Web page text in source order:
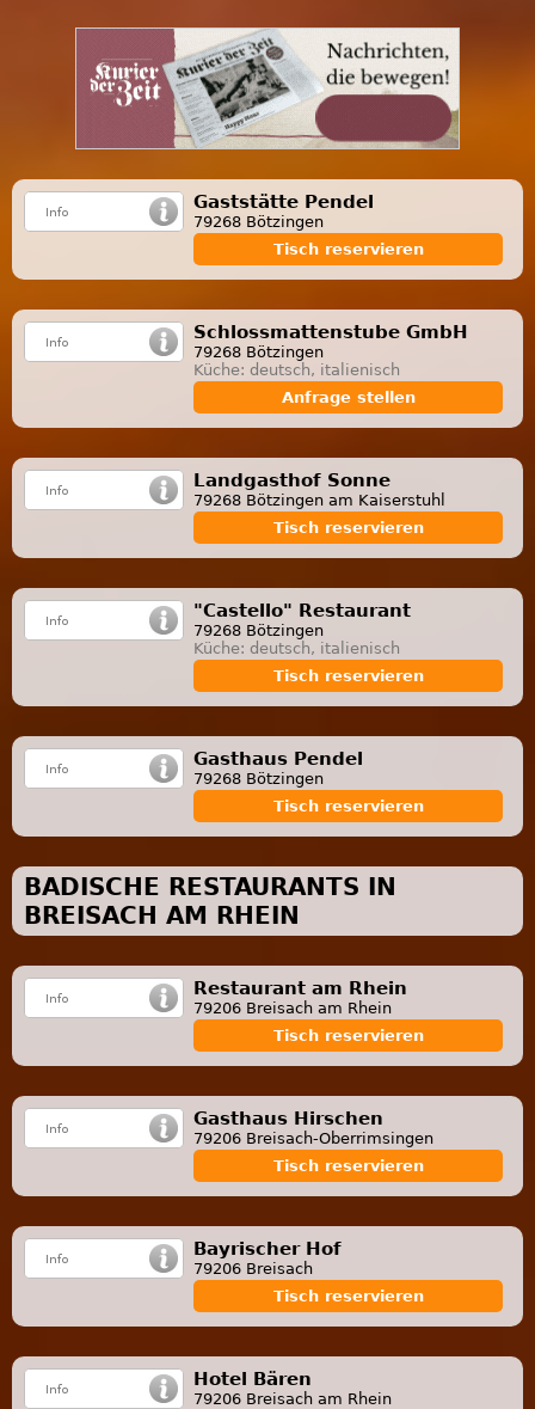
Gaststätte Pendel
79268 Bötzingen
Tisch reservieren
Schlossmattenstube GmbH
79268 Bötzingen
Küche: deutsch, italienisch
Anfrage stellen
Landgasthof Sonne
79268 Bötzingen am Kaiserstuhl
Tisch reservieren
"Castello" Restaurant
79268 Bötzingen
Küche: deutsch, italienisch
Tisch reservieren
Gasthaus Pendel
79268 Bötzingen
Tisch reservieren
BADISCHE RESTAURANTS IN
BREISACH AM RHEIN
Restaurant am Rhein
79206 Breisach am Rhein
Tisch reservieren
Gasthaus Hirschen
79206 Breisach-Oberrimsingen
Tisch reservieren
Bayrischer Hof
79206 Breisach
Tisch reservieren
Hotel Bären
79206 Breisach am Rhein